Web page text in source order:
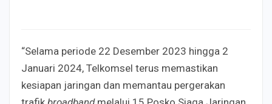
“Selama periode 22 Desember 2023 hingga 2
Januari 2024, Telkomsel terus memastikan
kesiapan jaringan dan memantau pergerakan